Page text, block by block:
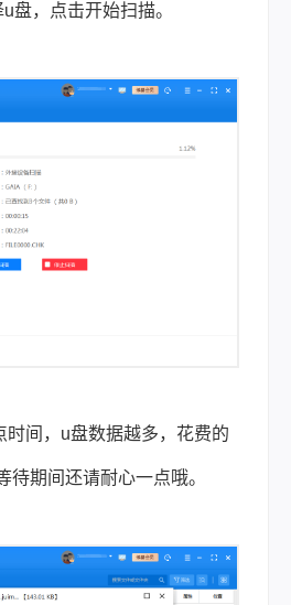
盘，点击开始扫描。
时间，u盘数据越多，花费的
待期间还请耐心一点哦。